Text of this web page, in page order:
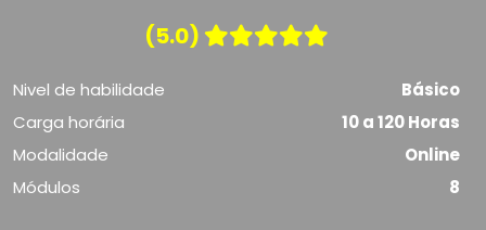
(5.0)
Nivel de habilidade
Básico
Carga horária
10 a 120 Horas
Modalidade
Online
Módulos
8